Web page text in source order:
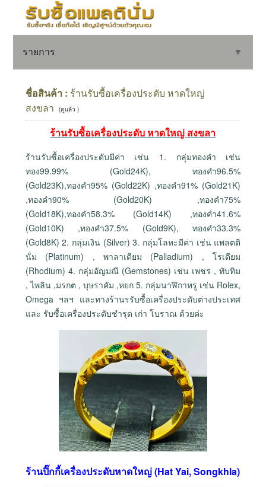
รายการ ▼
▼
ชื่อสินค้า : ร้านรับซื้อเครื่องประดับ หาดใหญ่
สงขลา
(ดูแล้ว )
ร้านรับซื้อเครื่องประดับ หาดใหญ่ สงขลา
ร้านรับซื้อเครื่องประดับมีค่า เช่น 1. กลุ่มทองคำ เช่น
ทอง99.99% (Gold24K), ทองคำ96.5%
(Gold23K),ทองคำ95% (Gold22K) ,ทองคำ91% (Gold21K)
,ทองคำ90% (Gold20K) ,ทองคำ75%
(Gold18K),ทองคำ58.3% (Gold14K) ,ทองคำ41.6%
(Gold10K) ,ทองคำ37.5% (Gold9K), ทองคำ33.3%
(Gold8K) 2. กลุ่มเงิน (Silver) 3. กลุ่มโลหะมีค่า เช่น แพลตติ
นั่ม (Platinum) , พาลาเดียม (Palladium) , โรเดียม
(Rhodium) 4. กลุ่มอัญมณี (Gemstones) เช่น เพชร , ทับทิม
, ไพลิน ,มรกต , บุษราคัม ,หยก 5. กลุ่มนาฬิกาหรู เช่น Rolex,
Omega ฯลฯ และทางร้านรรับซื้อเครื่องประดับต่างประเทศ
และ รับซื้อเครื่องประดับชำรุด เก่า โบราณ ด้วยค่ะ
ร้านปิ๊กกี้เครื่องประดับหาดใหญ่ (Hat Yai, Songkhla)